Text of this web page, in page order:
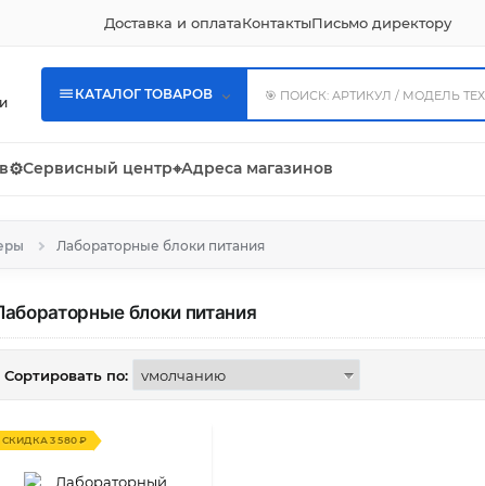
Доставка и оплатаКонтактыПисьмо директору
КАТАЛОГ ТОВАРОВ
⚙Сервисный центр⌖Адреса магазинов
Лабораторные блоки питания
блоки питания
Сортировать по:
СКИДКА 3 580 ₽